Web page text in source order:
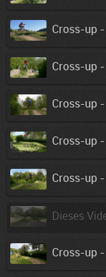
Cross-up
Cross-up
Cross-up
Cross-up
Cross-up
Dieses
Cross-up